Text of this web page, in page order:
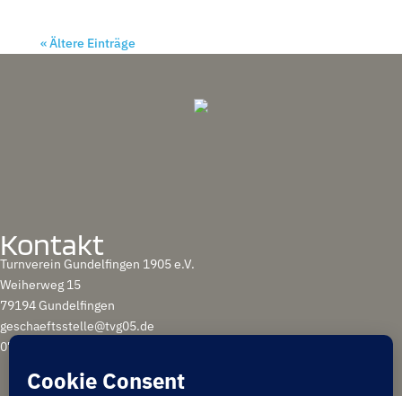
« Ältere Einträge
Kontakt
Turnverein Gundelfingen 1905 e.V.
Weiherweg 15
79194 Gundelfingen
geschaeftsstelle@tvg05.de
0761 / 58 53 90 71